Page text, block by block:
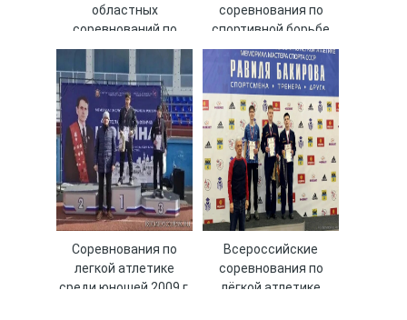
областных
соревнований по
легкой атлетике
среди юношей и
девушек 2006-2007
годов рождения
соревнования по
спортивной борьбе
«Путь к пьедесталу»
среди юношей
Соревнования по
легкой атлетике
среди юношей 2009 г.
Всероссийские
соревнования по
лёгкой атлетике